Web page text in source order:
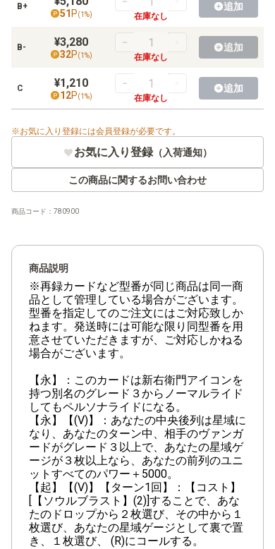
B+
51 P(1%) 在庫なし
追加
B- ¥3,280
32P(1 %) 在庫なし
追加
C ¥1,210
12P(1%) 在庫なし
追加
お気に入り登録には会員登録が必要です。
お気に入り登録 （入荷通知）
この商品に関するお問い合わせ
商品コード： 780900
商品説明
※再録カードなど型番が同じ商品は同一商
品として管理している場合がございます。
型番を指定してのご注文にはご対応致しか
ねます。発送時には可能な限り同型番を用
意させていただきますが、ご対応しかねる
場合がございます。
【永】：このカードは新右衛門アイコンを
持つ別名のグレード３からノーマルライド
してもペルソナライドになる。
【永】【(V)】：あなたの中央後列は星域に
なり、あなたのターン中、相手のヴァンガ
ードがグレード３以上で、あなたの星域ゲ
ージが３枚以上なら、あなたの前列のユニ
ットすべてのパワー＋5000。
【起】【(V)】【ターン1回】：【コスト】
[【ソウルブラスト】(2)]することで、あな
たのドロップから２枚選び、その中から１
枚選び、あなたの星域ゲージとして裏で置
き、１枚選び、 (R)にコールする。